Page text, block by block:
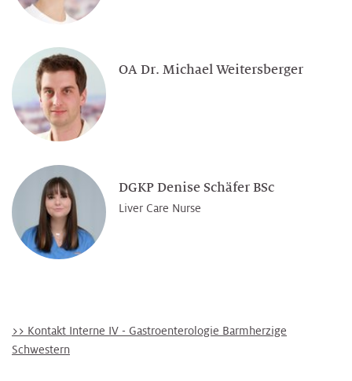
OA Dr. Michael Weitersberger
DGKP Denise Schäfer BSc
Liver Care Nurse
>> Kontakt Interne IV - Gastroenterologie Barmherzige
Schwestern